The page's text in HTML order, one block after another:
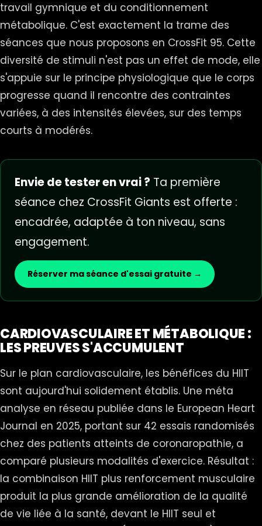
travail gymnique et du conditionnement
métabolique. C'est exactement la trame des
séances que nous proposons en CrossFit 95. Cette
diversité de stimuli n'est pas un effet de mode, elle
s'appuie sur le principe physiologique que le corps
progresse quand il rencontre des contraintes
variées, à des intensités élevées, sur des temps
courts à modérés.
Envie de tester en vrai ? Ta première
séance chez CrossFit Giants est offerte :
encadrée, adaptée à ton niveau, sans
engagement.
Réserver ma séance d'essai gratuite →
CARDIOVASCULAIRE ET MÉTABOLIQUE :
LES PREUVES S'ACCUMULENT
Sur le plan cardiovasculaire, les bénéfices du HIIT
sont aujourd'hui solidement établis. Une méta
analyse en réseau publiée dans le European Heart
Journal en 2025, portant sur 42 essais randomisés
chez des patients atteints de coronaropathie, a
comparé plusieurs modalités d'exercice. Résultat :
la combinaison HIIT plus renforcement musculaire
produit la plus grande amélioration de la qualité
de vie liée à la santé, devant le HIIT seul et